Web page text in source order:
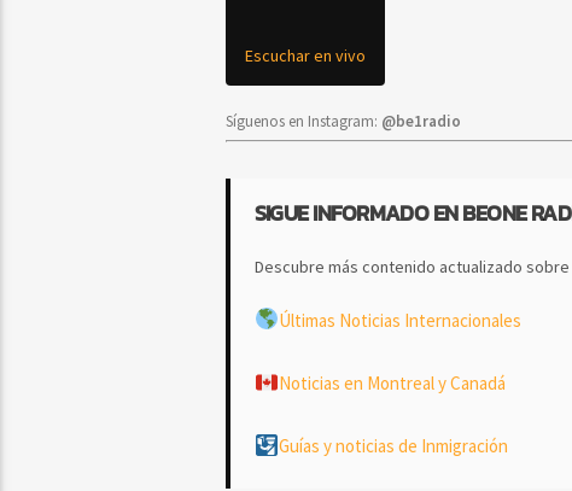
Escuchar en vivo
Síguenos en Instagram: @be1radio
SIGUE INFORMADO EN BEONE
Descubre más contenido actualizado
Últimas Noticias Internacionales
Noticias en Montreal y Canadá
Guías y noticias de Inmigración